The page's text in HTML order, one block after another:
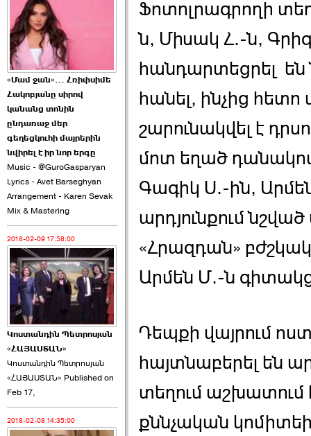
2026-06-10 22:55:00
Ուշքի չենք գալիս այն
խայտառակ ›››
2026-06-09 15:05:00
Ծառուկյանի փեսան
վնասել է ›››
2026-06-09 07:11:00
Այս ընդդիմությունը
կվերցնի ›››
2026-06-09 00:41:00
«Մամ ջան»… Հռիփսիմե
Հակոբյանը սիրով
կանանց տոնին
ընդառաջ մեր
գեղեցկուհի մայրերին
նվիրել է իր նոր երգը
Music - @GuroGasparyan
Lyrics - Avet Barseghyan
Arrangement - Karen Sevak
Mix & Mastering
2018-02-09 17:58:00
Կոստանդին Պետրոսյան
«ՀԱՅԱՍՏԱՆ»
Կոստանդին Պետրոսյան
«ՀԱՅԱՍՏԱՆ» Published on
Feb 17,
2018-02-08 14:35:00
Ֆոտոլրագրողի
ն, Միսակ Հ.-ն,
հանդարտեցրել են
հանել, ինչից հետո
շարունակվել է
մոտ եղած
Գագիկ Ս.-ին,
արդյունքում
«Հրազդան»
Արմեն Մ.-ն
Դեպքի վայրում
հայտնաբերել են
տեղում աշխատում
քննչական